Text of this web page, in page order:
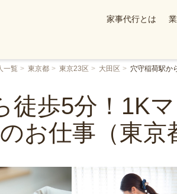
家事代行とは
一覧 東京都 東京23区 大田区 穴守稲荷駅か
徒歩5分！1K
お仕事（東京